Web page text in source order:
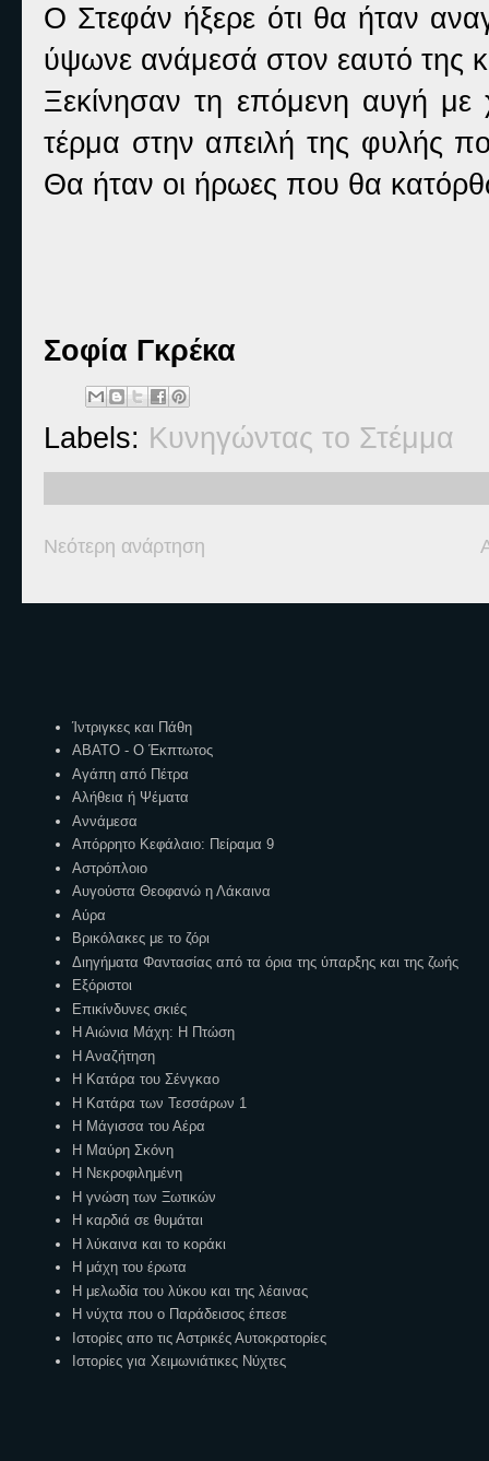
Ο Στεφάν ήξερε ότι θα ήταν
ύψωνε ανάμεσά στον εαυτό της
Ξεκίνησαν τη επόμενη αυγή με
τέρμα στην απειλή της φυλής
Θα ήταν οι ήρωες που θα
Σοφία Γκρέκα
Labels: Κυνηγώντας το Στέμμα
Νεότερη ανάρτηση
Ίντριγκες και Πάθη
ΑΒΑΤΟ - Ο Έκπτωτος
Αγάπη από Πέτρα
Αλήθεια ή Ψέματα
Αννάμεσα
Απόρρητο Κεφάλαιο: Πείραμα 9
Αστρόπλοιο
Αυγούστα Θεοφανώ η Λάκαινα
Αύρα
Βρικόλακες με το ζόρι
Διηγήματα Φαντασίας από τα όρια της ύπαρξης και της ζωής
Εξόριστοι
Επικίνδυνες σκιές
Η Αιώνια Μάχη: Η Πτώση
Η Αναζήτηση
Η Κατάρα του Σένγκαο
Η Κατάρα των Τεσσάρων 1
Η Μάγισσα του Αέρα
Η Μαύρη Σκόνη
Η Νεκροφιλημένη
Η γνώση των Ξωτικών
Η καρδιά σε θυμάται
Η λύκαινα και το κοράκι
Η μάχη του έρωτα
Η μελωδία του λύκου και της λέαινας
Η νύχτα που ο Παράδεισος έπεσε
Ιστορίες απο τις Αστρικές Αυτοκρατορίες
Ιστορίες για Χειμωνιάτικες Νύχτες